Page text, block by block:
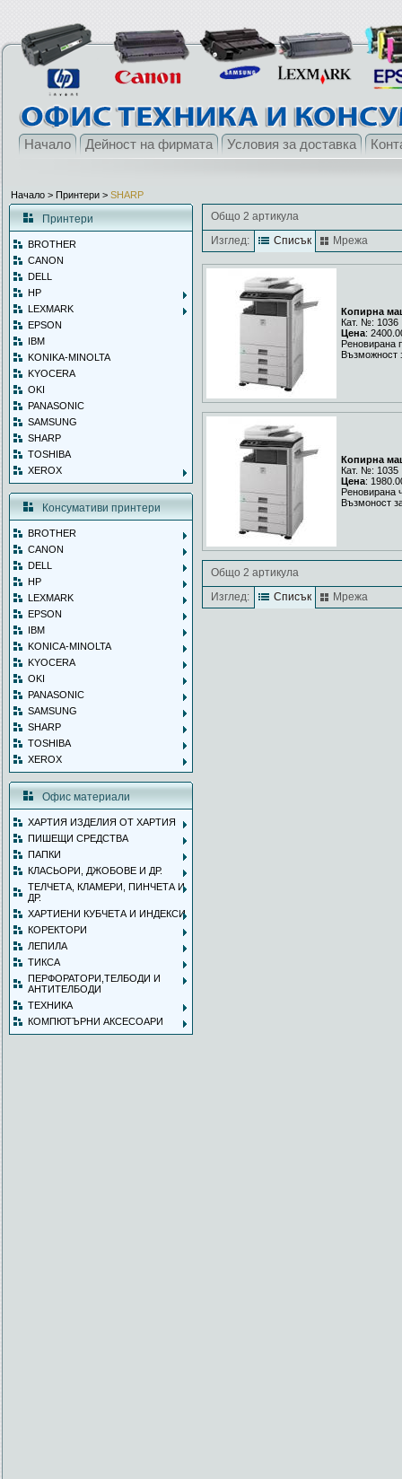
Начало Дейност на фирмата Условия за доставка
Начало > Принтери > SHARP
Принтери
BROTHER
CANON
DELL
HP
LEXMARK
EPSON
IBM
KONIKA-MINOLTA
KYOCERA
OKI
PANASONIC
SAMSUNG
SHARP
TOSHIBA
XEROX
Консумативи принтери
BROTHER
CANON
DELL
HP
LEXMARK
EPSON
IBM
KONICA-MINOLTA
KYOCERA
OKI
PANASONIC
SAMSUNG
SHARP
TOSHIBA
XEROX
Офис материали
ХАРТИЯ ИЗДЕЛИЯ ОТ ХАРТИЯ
ПИШЕЩИ СРЕДСТВА
ПАПКИ
КЛАСЬОРИ, ДЖОБОВЕ И ДР.
ТЕЛЧЕТА, КЛАМЕРИ, ПИНЧЕТА И
ДР.
ХАРТИЕНИ КУБЧЕТА И ИНДЕКСИ
КОРЕКТОРИ
ЛЕПИЛА
ТИКСА
ПЕРФОРАТОРИ,ТЕЛБОДИ И
АНТИТЕЛБОДИ
ТЕХНИКА
КОМПЮТЪРНИ АКСЕСОАРИ
Общо 2 артикула
Изглед:
Списък Мрежа
Копирна
Кат. №: 1036
Цена:
Реновирана
Възможност
Копирна
Кат. №: 1035
Цена:
Реновирана
Възмоност
Общо 2 артикула
Изглед:
Списък Мрежа